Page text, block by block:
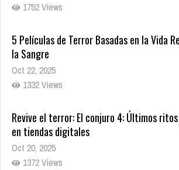
1752 Views
5 Películas de Terror Basadas en la Vida
la Sangre
Oct 22, 2025
1332 Views
Revive el terror: El conjuro 4: Últimos
en tiendas digitales
Oct 20, 2025
1372 Views